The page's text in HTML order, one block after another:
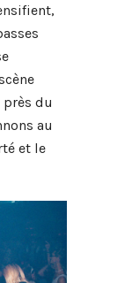
du
au
et le